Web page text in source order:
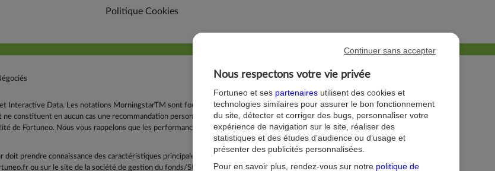
Politique Cookies
Interactive Data. Les notations MorningstarTM sont fournies par MorningstarTM. Les informations financières et
constituent en aucun cas une recommandation personnalisée. Elles ne constituent aucunement une garantie de
de Fortuneo. Nous vous rappelons que les performances passées ne préjugent pas des performances futures et
prendre connaissance des caractéristiques principales du fonds/SICAV envisagé(e) dans le Document
ou sur le site de la société de gestion du fonds/SICAV). Il appartient à l'investisseur de s'assurer que le support
Nous respectons votre vie privée
Fortuneo et ses partenaires utilisent des cookies et
technologies similaires pour assurer le bon fonctionnement
du site, détecter et corriger des bugs, personnaliser votre
expérience de navigation sur le site, réaliser des
statistiques et des études d’audience ou d’usage et
présenter des publicités personnalisées.
Pour en savoir plus, rendez-vous sur notre politique de
Continuer sans accepter